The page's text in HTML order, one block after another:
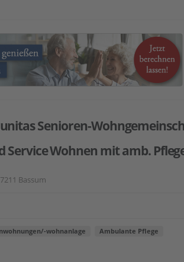
Senioren-
Service Wohnen mit amb.
Bassum
wohnanlage Ambulante Pflege